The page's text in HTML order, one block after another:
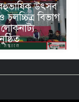
উৎসব
চলচ্চিত্র বিভাগ